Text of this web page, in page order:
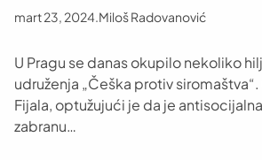
mart 23, 2024.Miloš Radovanović
U Pragu se danas okupilo nekoliko
udruženja „Češka protiv
Fijala, optužujući je da je
zabranu…